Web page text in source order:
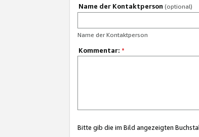
Name der Kontaktperson (optional)
Name der Kontaktperson
Kommentar: *
Bitte gib die im Bild angezeigten